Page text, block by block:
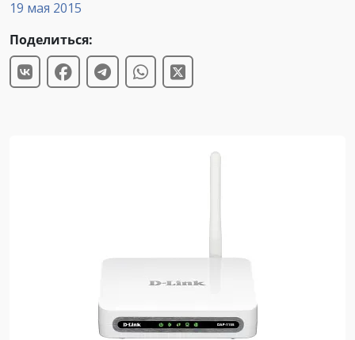
19 мая 2015
Поделиться: